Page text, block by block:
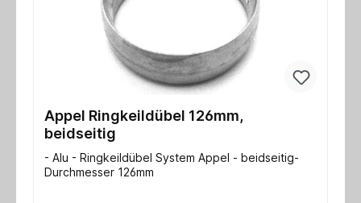
Appel Ringkeildübel 126mm,
beidseitig
- Alu - Ringkeildübel System Appel - beidseitig-
Durchmesser 126mm